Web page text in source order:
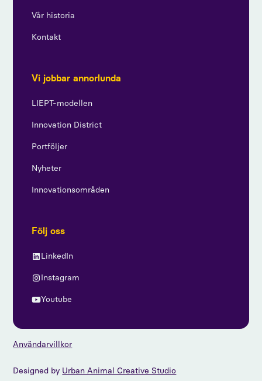
Vår historia
Kontakt
Vi jobbar annorlunda
LIEPT-modellen
Innovation District
Portföljer
Nyheter
Innovationsområden
Följ oss
LinkedIn
Instagram
Youtube
Designed by Urban Animal Creative Studio
Användarvillkor